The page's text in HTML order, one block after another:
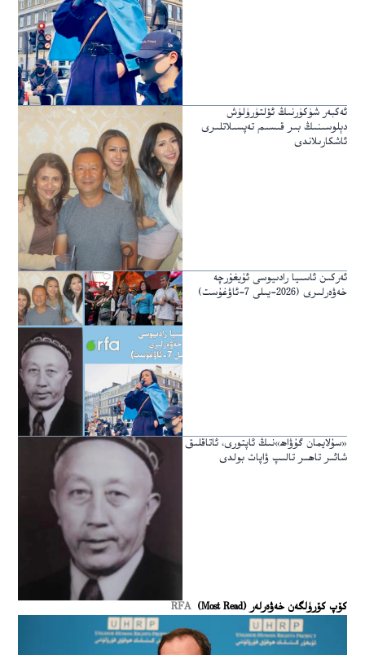
ئەكبەر شۈكۈرنىڭ ئۆلتۈرۈلۈش
دېلوسىنىڭ بىر قىسىم تەپسىلاتلىرى
ئاشكارىلاندى
ئەركىن ئاسىيا رادىيوسى ئۇيغۇرچە
خەۋەرلىرى (2026-يىلى 7-ئاۋغۇست)
«سۇلايمان گۇۋاھ»نىڭ ئاپتورى، ئاتاقلىق
شائىر تاھىر تالىپ ۋاپات بولدى
كۆپ كۆرۈلگەن خەۋەرلەر (Most Read) RFA